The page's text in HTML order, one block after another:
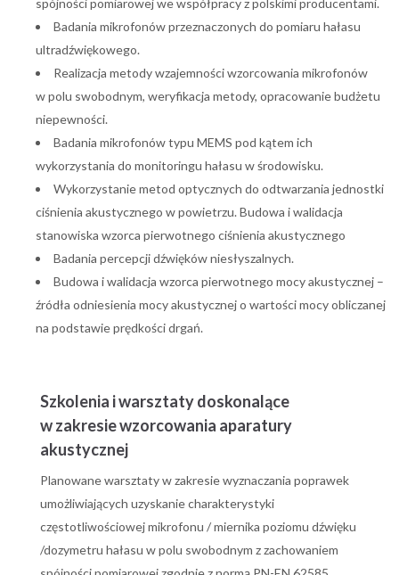
spójności pomiarowej we współpracy z polskimi producentami.
Badania mikrofonów przeznaczonych do pomiaru hałasu
ultradźwiękowego.
Realizacja metody wzajemności wzorcowania mikrofonów
w polu swobodnym, weryfikacja metody, opracowanie budżetu
niepewności.
Badania mikrofonów typu MEMS pod kątem ich
wykorzystania do monitoringu hałasu w środowisku.
Wykorzystanie metod optycznych do odtwarzania jednostki
ciśnienia akustycznego w powietrzu. Budowa i walidacja
stanowiska wzorca pierwotnego ciśnienia akustycznego
Badania percepcji dźwięków niesłyszalnych.
Budowa i walidacja wzorca pierwotnego mocy akustycznej –
źródła odniesienia mocy akustycznej o wartości mocy obliczanej
na podstawie prędkości drgań.
Szkolenia i warsztaty doskonalące
w zakresie wzorcowania aparatury
akustycznej
Planowane warsztaty w zakresie wyznaczania poprawek
umożliwiających uzyskanie charakterystyki
częstotliwościowej mikrofonu / miernika poziomu dźwięku
/dozymetru hałasu w polu swobodnym z zachowaniem